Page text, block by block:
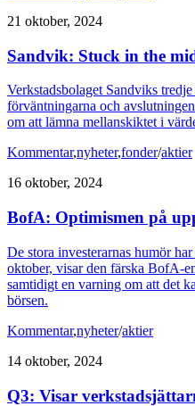
21 oktober, 2024
Sandvik: Stuck in the
Verkstadsbolaget Sandviks
förväntningarna och
om att lämna mellanskiktet i
Kommentar,nyheter,fonder/aktier
16 oktober, 2024
BofA: Optimismen på
De stora investerarnas humör
oktober, visar den färska BofA-
samtidigt en varning om att det
börsen.
Kommentar,nyheter/aktier
14 oktober, 2024
Q3: Visar